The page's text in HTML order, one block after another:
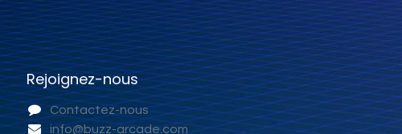
Rejoignez-nous
Contactez-nous
info@buzz-arcade.com